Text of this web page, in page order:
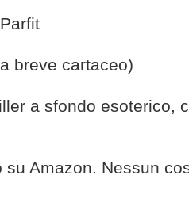
breve cartaceo)
a sfondo esoterico,
su Amazon. Nessun